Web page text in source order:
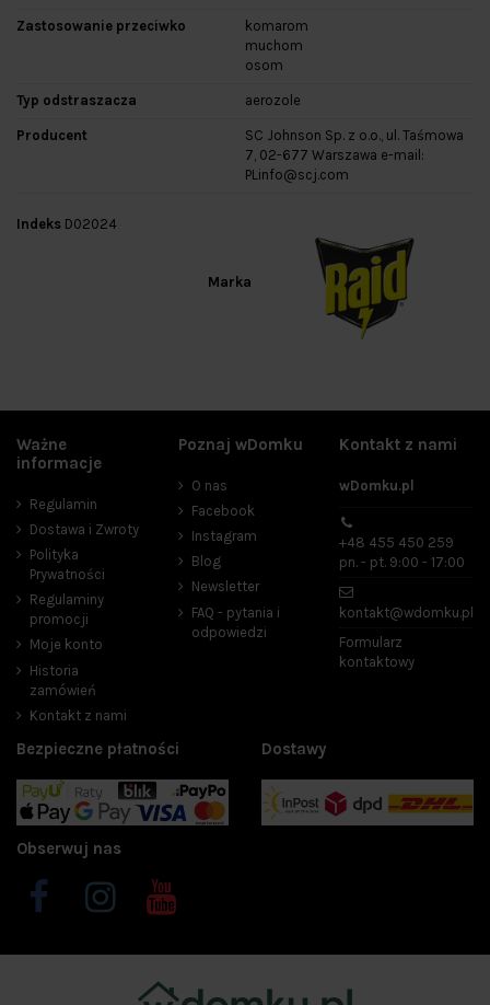
Zastosowanie przeciwko
komarom
muchom
osom
Typ odstraszacza aerozole
Producent
SC Johnson Sp. z o.o., ul. Taśmowa
7, 02-677 Warszawa e-mail:
PLinfo@scj.com
Marka
Indeks D02024
Ważne
informacje
Regulamin
Dostawa i Zwroty
Polityka
Prywatności
Regulaminy
promocji
Moje konto
Historia
zamówień
Kontakt z nami
Poznaj wDomku
O nas
Facebook
Instagram
Blog
Newsletter
FAQ - pytania i
odpowiedzi
Kontakt z nami
wDomku.pl
+48 455 450 259
pn. - pt. 9:00 - 17:00
kontakt@wdomku.pl
Formularz
kontaktowy
Bezpieczne płatności Dostawy
Obserwuj nas